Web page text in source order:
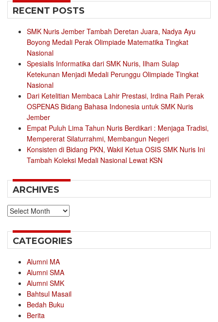
RECENT POSTS
SMK Nuris Jember Tambah Deretan Juara, Nadya Ayu
Boyong Medali Perak Olimpiade Matematika Tingkat
Nasional
Spesialis Informatika dari SMK Nuris, Ilham Sulap
Ketekunan Menjadi Medali Perunggu Olimpiade Tingkat
Nasional
Dari Ketelitian Membaca Lahir Prestasi, Irdina Raih Perak
OSPENAS Bidang Bahasa Indonesia untuk SMK Nuris
Jember
Empat Puluh Lima Tahun Nuris Berdikari : Menjaga Tradisi,
Mempererat Silaturrahmi, Membangun Negeri
Konsisten di Bidang PKN, Wakil Ketua OSIS SMK Nuris Ini
Tambah Koleksi Medali Nasional Lewat KSN
ARCHIVES
Archives
CATEGORIES
Alumni MA
Alumni SMA
Alumni SMK
Bahtsul Masail
Bedah Buku
Berita